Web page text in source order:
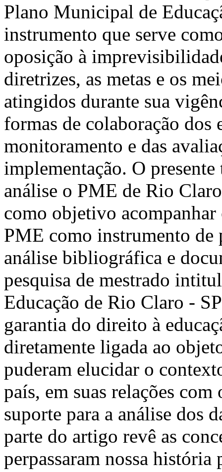
Plano Municipal de
instrumento que serve
oposição à
diretrizes, as metas e os
atingidos durante sua
formas de colaboração dos
monitoramento e das
implementação. O
análise o PME de Rio
como objetivo acompanhar
PME como instrumento
análise bibliográfica e
pesquisa de mestrado
Educação de Rio Claro -
garantia do direito à
diretamente ligada ao
puderam elucidar o
país, em suas relações
suporte para a análise dos
parte do artigo revê as
perpassaram nossa